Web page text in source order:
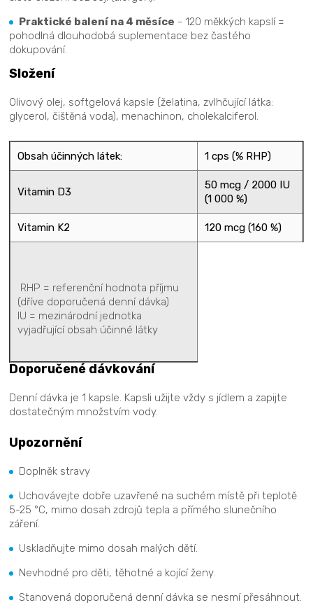
Praktické balení na 4 měsíce - 120 měkkých kapslí =
pohodlná dlouhodobá suplementace bez častého
dokupování.
Složení
Olivový olej, softgelová kapsle (želatina, zvlhčující látka:
glycerol, čištěná voda), menachinon, cholekalciferol.
Obsah účinných látek: 1 cps (% RHP)
Vitamin D3
50 mcg / 2000 IU
(1 000 %)
Vitamin K2 120 mcg (160 %)
RHP = referenční hodnota příjmu
(dříve doporučená denní dávka)
IU = mezinárodní jednotka
vyjadřující obsah účinné látky
Doporučené dávkování
Denní dávka je 1 kapsle. Kapsli užijte vždy s jídlem a zapijte
dostatečným množstvím vody.
Upozornění
Doplněk stravy
Uchovávejte dobře uzavřené na suchém místě při teplotě
5-25 °C, mimo dosah zdrojů tepla a přímého slunečního
záření.
Uskladňujte mimo dosah malých dětí.
Nevhodné pro děti, těhotné a kojící ženy.
Stanovená doporučená denní dávka se nesmí přesáhnout.